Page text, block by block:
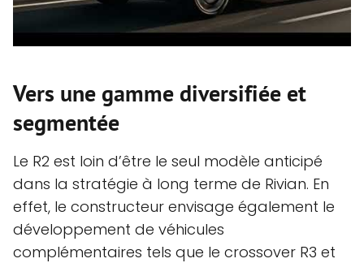
Vers une gamme diversifiée et
segmentée
Le R2 est loin d’être le seul modèle anticipé
dans la stratégie à long terme de Rivian. En
effet, le constructeur envisage également le
développement de véhicules
complémentaires tels que le crossover R3 et